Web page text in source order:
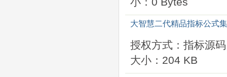
大智慧二代精品指标公式
授权方式：指标源码
大小：204 KB